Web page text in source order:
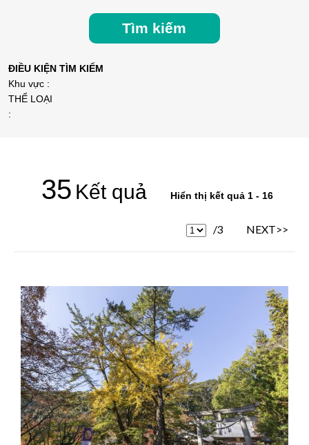
Tìm kiếm
ĐIỀU KIỆN TÌM KIẾM
Khu vực :
THỂ LOẠI
:
35 Kết quả Hiển thị kết quả 1 - 16
/3 NEXT>>